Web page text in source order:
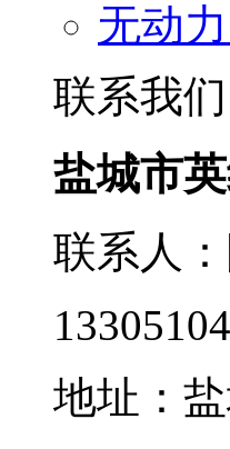
无动
联系我们
盐城市
联系人
地址：